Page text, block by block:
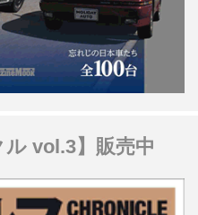
ル vol.3】販売中